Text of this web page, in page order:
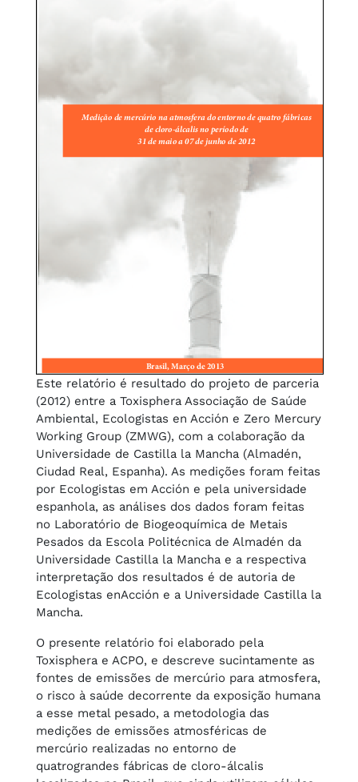
Este relatório é resultado do projeto de parceria
(2012) entre a Toxisphera Associação de Saúde
Ambiental, Ecologistas en Acción e Zero Mercury
Working Group (ZMWG), com a colaboração da
Universidade de Castilla la Mancha (Almadén,
Ciudad Real, Espanha). As medições foram feitas
por Ecologistas em Acción e pela universidade
espanhola, as análises dos dados foram feitas
no Laboratório de Biogeoquímica de Metais
Pesados da Escola Politécnica de Almadén da
Universidade Castilla la Mancha e a respectiva
interpretação dos resultados é de autoria de
Ecologistas enAcción e a Universidade Castilla la
Mancha.
O presente relatório foi elaborado pela
Toxisphera e ACPO, e descreve sucintamente as
fontes de emissões de mercúrio para atmosfera,
o risco à saúde decorrente da exposição humana
a esse metal pesado, a metodologia das
medições de emissões atmosféricas de
mercúrio realizadas no entorno de
quatrograndes fábricas de cloro-álcalis